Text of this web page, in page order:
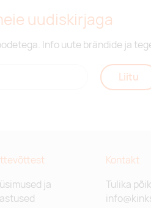
uudiskirjaga
Info uute brändide ja
Liitu
ja
Kontakt
Tulika